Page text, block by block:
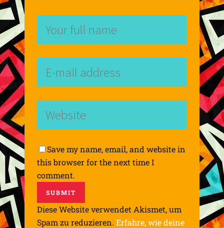
Save my name, email, and website in
this browser for the next time I
comment.
Diese Website verwendet Akismet, um
Spam zu reduzieren. Erfahre, wie deine